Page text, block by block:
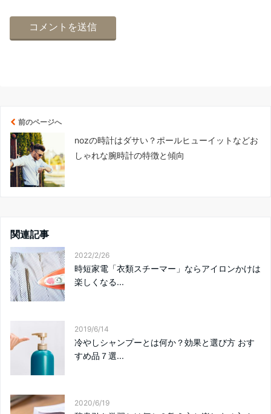
前のページへ
nozの時計はダサい？ポールヒューイットなどお
しゃれな腕時計の特徴と傾向
関連記事
2022/2/26
時短家電「衣類スチーマー」ならアイロンかけは
楽しくなる...
2019/6/14
冷やしシャンプーとは何か？効果と選び方 おす
すめ品７選...
2020/6/19